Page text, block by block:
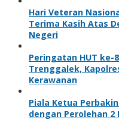
Hari Veteran
Terima Kasih Atas
Negeri
Peringatan HUT ke-
Trenggalek,
Kerawanan
Piala Ketua
dengan Perolehan